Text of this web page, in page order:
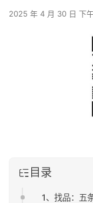
2025 年 4 月 30 日 下
目录
1、找品：五